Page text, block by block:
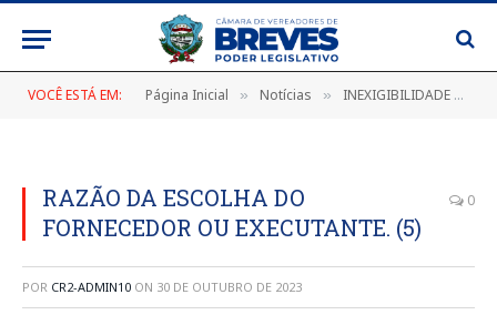
VOCÊ ESTÁ EM: Página Inicial » Notícias » INEXIGIBILIDADE 004/2023 (CONTRATAÇÃO DE EMPRESA PARA PRESTAÇÃO DE SERVIÇOS TÉCNICOS PROFISSIONAIS DE ASSESSORIA E CONSULTORIA EM TRANSPARÊNCIA PÚBLICA)
RAZÃO DA ESCOLHA DO
FORNECEDOR OU EXECUTANTE. (5)
0
POR CR2-ADMIN10 ON 30 DE OUTUBRO DE 2023